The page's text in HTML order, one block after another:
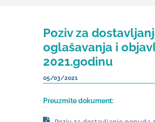
Poziv za
oglašavanja i
2021.godinu
05/03/2021
Preuzmite dokument: